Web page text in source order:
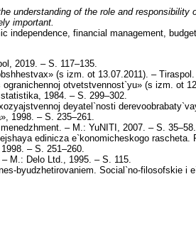
understanding of the role and
important.
independence, financial management,
2019. – S. 117–135.
(s izm. ot 13.07.2011). –
otvetstvennost`yu» (s izm. ot
1984. – S. 299–302.
deyatel`nosti
1998. – S. 235–261.
– М.: YuNITI, 2007. – S. 35–58.
edinicza e`konomicheskogo
– S. 251–260.
M.: Delo Ltd., 1995. – S. 115.
byudzhetirovaniem. Social`no-filosofskie